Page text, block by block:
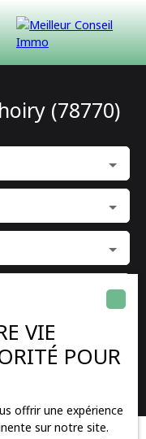
(78770)
VIE
POUR
offrir une expérience
sur notre site.